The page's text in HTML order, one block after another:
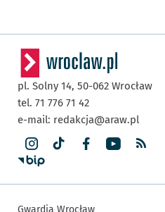
pl. Solny 14, 50-062 Wrocław
tel. 71 776 71 42
e-mail: redakcja@araw.pl
Gwardia Wrocław